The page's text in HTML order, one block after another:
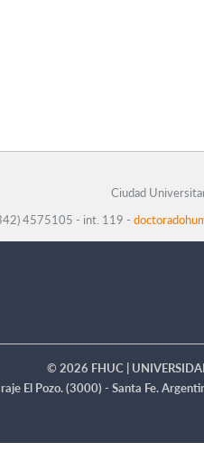
Ciudad
4575105 - int. 119 -
© 2026 FHUC |
El Pozo. (3000) - Santa Fe.